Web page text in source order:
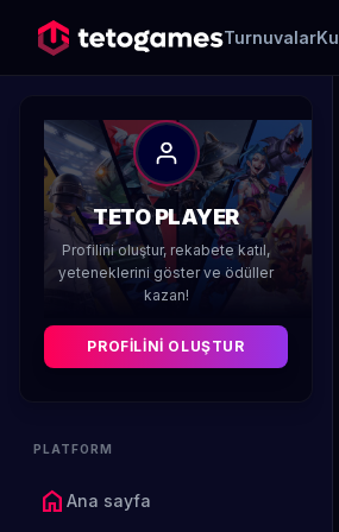
Turnuvalar
TETO PLAYER
Profilini oluştur, rekabete katıl,
yeteneklerini göster ve ödüller
kazan!
PROFILINI OLUŞTUR
PLATFORM
home Ana sayfa